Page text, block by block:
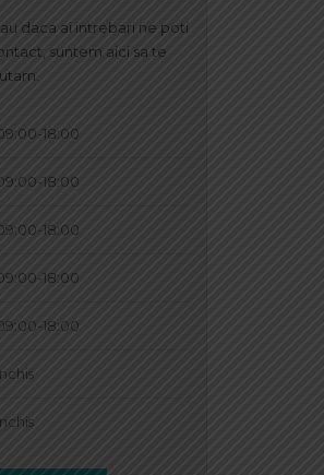
daca ai intrebari ne poti
suntem aici sa te
18:00
18:00
18:00
18:00
18:00